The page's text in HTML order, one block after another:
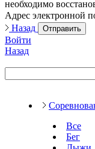
необходимо
Адрес электронной
Назад
Отправить
Войти
Назад
Все
Бег